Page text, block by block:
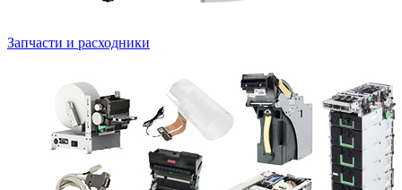
Запчасти и расходники